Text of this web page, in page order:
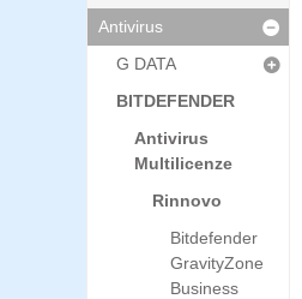
Antivirus
G DATA
BITDEFENDER
Antivirus
Multilicenze
Rinnovo
Bitdefender
GravityZone
Business